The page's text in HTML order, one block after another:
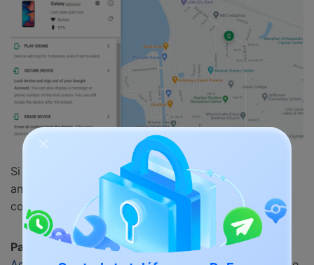
Si tu dispositivo Samsung cumple las condiciones
anteriores, puedes seguir los pasos que se indican a
continuación:
Paso 1:
Coge otro teléfono e Inicia sesión en